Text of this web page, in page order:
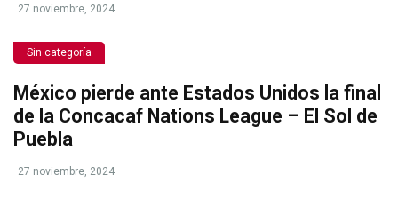
27 noviembre, 2024
Sin categoría
México pierde ante Estados Unidos la final
de la Concacaf Nations League – El Sol de
Puebla
27 noviembre, 2024